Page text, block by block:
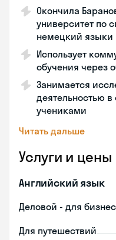
Окончила
университет по
немецкий языки
Использует
обучения через
Занимается
деятельностью
учениками
Читать дальше
Услуги и цены
Английский язык
Деловой - для
Для путешествий